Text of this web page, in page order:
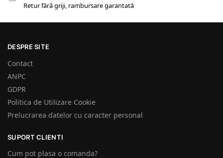
Retur fără griji, rambursare garantată
DESPRE SITE
Contact
ANPC
GDPR
Politica de Utilizare Cookie
Prelucrarea datelor cu caracter personal
SUPORT CLIENTI
Cum pot plasa o comanda?